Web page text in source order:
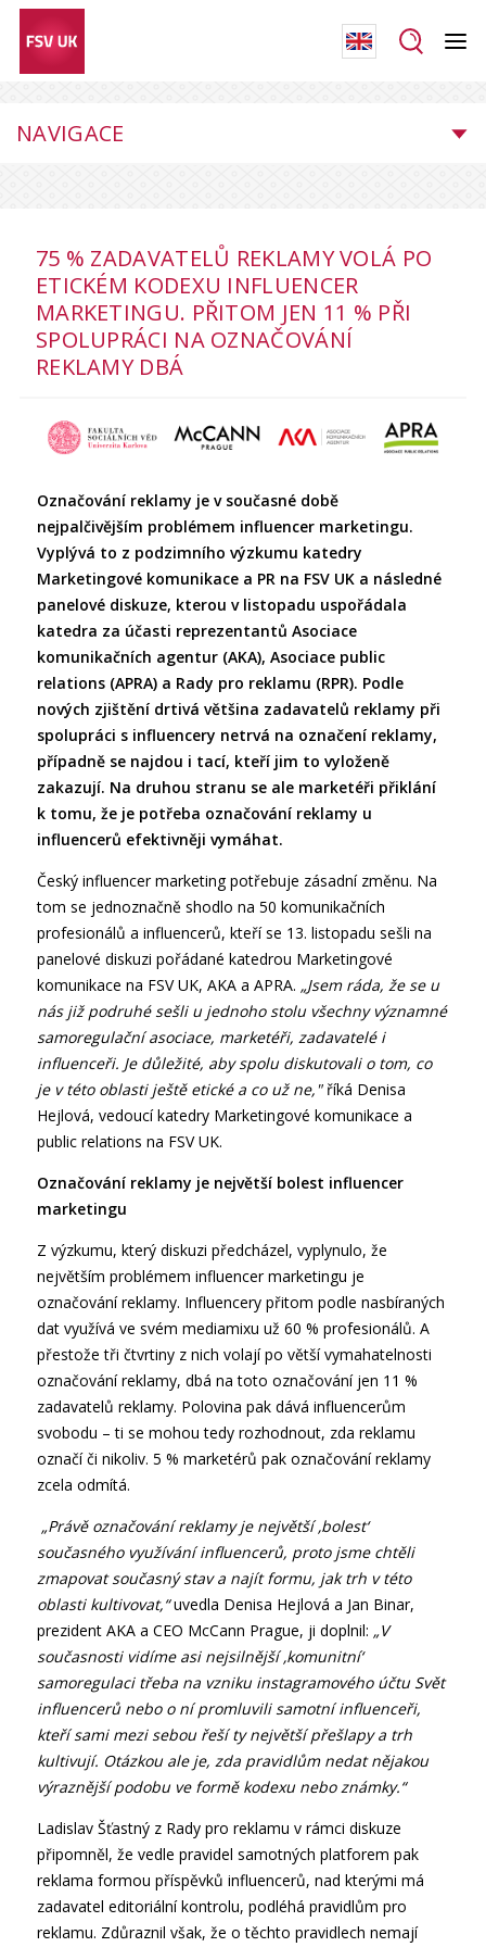
NAVIGACE
75 % ZADAVATELŮ REKLAMY VOLÁ PO
ETICKÉM KODEXU INFLUENCER
MARKETINGU. PŘITOM JEN 11 % PŘI
SPOLUPRÁCI NA OZNAČOVÁNÍ
REKLAMY DBÁ
Označování reklamy je v současné době
nejpalčivějším problémem influencer marketingu.
Vyplývá to z podzimního výzkumu katedry
Marketingové komunikace a PR na FSV UK a následné
panelové diskuze, kterou v listopadu uspořádala
katedra za účasti reprezentantů Asociace
komunikačních agentur (AKA), Asociace public
relations (APRA) a Rady pro reklamu (RPR). Podle
nových zjištění drtivá většina zadavatelů reklamy při
spolupráci s influencery netrvá na označení reklamy,
případně se najdou i tací, kteří jim to vyloženě
zakazují. Na druhou stranu se ale marketéři přiklání
k tomu, že je potřeba označování reklamy u
influencerů efektivněji vymáhat.
Český influencer marketing potřebuje zásadní změnu. Na
tom se jednoznačně shodlo na 50 komunikačních
profesionálů a influencerů, kteří se 13. listopadu sešli na
panelové diskuzi pořádané katedrou Marketingové
komunikace na FSV UK, AKA a APRA. „Jsem ráda, že se u
nás již podruhé sešli u jednoho stolu všechny významné
samoregulační asociace, marketéři, zadavatelé i
influenceři. Je důležité, aby spolu diskutovali o tom, co
je v této oblasti ještě etické a co už ne," říká Denisa
Hejlová, vedoucí katedry Marketingové komunikace a
public relations na FSV UK.
Označování reklamy je největší bolest influencer
marketingu
Z výzkumu, který diskuzi předcházel, vyplynulo, že
největším problémem influencer marketingu je
označování reklamy. Influencery přitom podle nasbíraných
dat využívá ve svém mediamixu už 60 % profesionálů. A
přestože tři čtvrtiny z nich volají po větší vymahatelnosti
označování reklamy, dbá na toto označování jen 11 %
zadavatelů reklamy. Polovina pak dává influencerům
svobodu – ti se mohou tedy rozhodnout, zda reklamu
označí či nikoliv. 5 % marketérů pak označování reklamy
zcela odmítá.
„Právě označování reklamy je největší ‚bolest‘
současného využívání influencerů, proto jsme chtěli
zmapovat současný stav a najít formu, jak trh v této
oblasti kultivovat,“uvedla Denisa Hejlová a Jan Binar,
prezident AKA a CEO McCann Prague, ji doplnil: „V
současnosti vidíme asi nejsilnější ‚komunitní‘
samoregulaci třeba na vzniku instagramového účtu Svět
influencerů nebo o ní promluvili samotní influenceři,
kteří sami mezi sebou řeší ty největší přešlapy a trh
kultivují. Otázkou ale je, zda pravidlům nedat nějakou
výraznější podobu ve formě kodexu nebo známky.“
Ladislav Šťastný z Rady pro reklamu v rámci diskuze
připomněl, že vedle pravidel samotných platforem pak
reklama formou příspěvků influencerů, nad kterými má
zadavatel editoriální kontrolu, podléhá pravidlům pro
reklamu. Zdůraznil však, že o těchto pravidlech nemají